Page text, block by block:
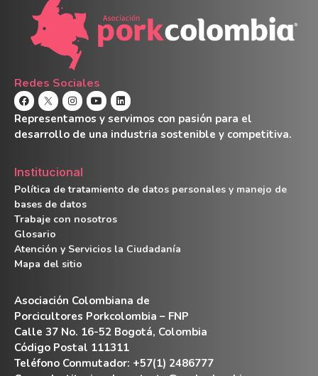
Redes Sociales
Representamos y servimos con pasión para el
desarrollo de una industria sostenible y competitiva.
Institucional
Política de tratamiento de datos personales y manejo de
bases de datos
Trabaje con nosotros
Glosario
Atención y Servicios la Ciudadanía
Mapa del sitio
Asociación Colombiana de
Porcicultores Porkcolombia – FNP
Calle 37 No. 16-52 Bogotá, Colombia
Código Postal 111311
Teléfono Conmutador: +57(1) 2486777